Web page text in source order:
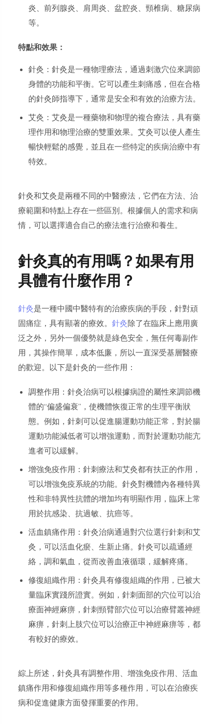
炎、前列腺炎、肩周炎、盆腔炎、頸椎病、糖尿病
等。
特點和效果：
針灸：針灸是一種物理療法，通過刺激穴位來調節
身體的功能和平衡。它可以產生刺痛感，但在合格
的針灸師指導下，通常是安全和有效的治療方法。
艾灸：艾灸是一種藥物和物理的複合療法，具有藥
理作用和物理治療的雙重效果。艾灸可以使人產生
暢快輕鬆的感覺，並且在一些特定的疾病治療中有
特效。
針灸和艾灸是兩種不同的中醫療法，它們在方法、治
療範圍和特點上存在一些區別。根據個人的需求和病
情，可以選擇適合自己的療法進行治療和養生。
針灸真的有用嗎？如果有用
具體有什麼作用？
針灸是一種中國中醫特有的治療疾病的手段，針對頑
固痛症，具有顯著的療效。針灸除了在臨床上應用廣
泛之外，另外一個優勢就是綠色安全，無任何毒副作
用，其操作簡單，成本低廉，所以一直深受基層醫療
的歡迎。以下是針灸的一些作用：
調整作用：針灸治病可以根據病證的屬性來調節機
體的“偏盛偏衰”，使機體恢復正常的生理平衡狀
態。例如，針刺可以促進腸運動功能正常，對於腸
運動功能減低者可以增強運動，而對於運動功能亢
進者可以緩解。
增強免疫作用：針刺療法和艾灸都有扶正的作用，
可以增強免疫系統的功能。針灸對機體內各種特異
性和非特異性抗體的增加均有明顯作用，臨床上常
用於抗感染、抗過敏、抗癌等。
活血鎮痛作用：針灸治病通過對穴位選行針刺和艾
灸，可以活血化瘀、生新止痛。針灸可以疏通經
絡，調和氣血，從而改善血液循環，緩解疼痛。
修復組織作用：針灸具有修復組織的作用，已被大
量臨床實踐所證實。例如，針刺面部的穴位可以治
療面神經麻痹，針刺頸臂部穴位可以治療臂叢神經
麻痹，針刺上肢穴位可以治療正中神經麻痹等，都
有較好的療效。
綜上所述，針灸具有調整作用、增強免疫作用、活血
鎮痛作用和修復組織作用等多種作用，可以在治療疾
病和促進健康方面發揮重要的作用。